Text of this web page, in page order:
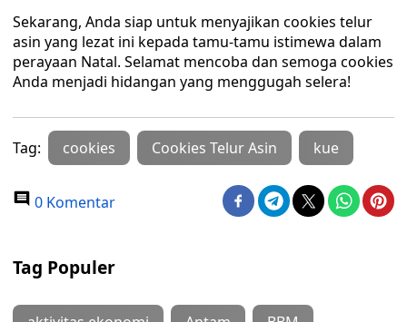
Sekarang, Anda siap untuk menyajikan cookies telur
asin yang lezat ini kepada tamu-tamu istimewa dalam
perayaan Natal. Selamat mencoba dan semoga cookies
Anda menjadi hidangan yang menggugah selera!
Tag: cookies Cookies Telur Asin kue
0 Komentar
Tag Populer